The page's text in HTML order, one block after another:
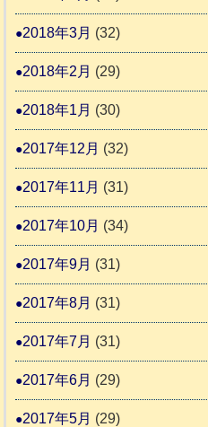
2018年3月 (32)
2018年2月 (29)
2018年1月 (30)
2017年12月 (32)
2017年11月 (31)
2017年10月 (34)
2017年9月 (31)
2017年8月 (31)
2017年7月 (31)
2017年6月 (29)
2017年5月 (29)